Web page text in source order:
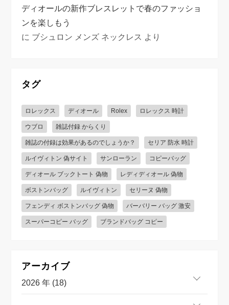
ディオールの新作ブレスレットで春のファッショ
ンを楽しもう
に ブシュロン メンズ ネックレス より
タグ
ロレックス ディオール Rolex ロレックス 時計
ウブロ 雑誌付録 からくり
雑誌の付録は効果があるのでしょうか？ セリア 防水 時計
ルイヴィトン 偽サイト サンローラン コピーバッグ
ディオール ブックトート 偽物 レディディオール 偽物
ボストンバッグ ルイヴィトン セリーヌ 偽物
フェンディ ボストンバッグ 偽物 バーバリー バッグ 激安
スーパーコピー バッグ ブランドバッグ コピー
アーカイブ
2026 年 (18)